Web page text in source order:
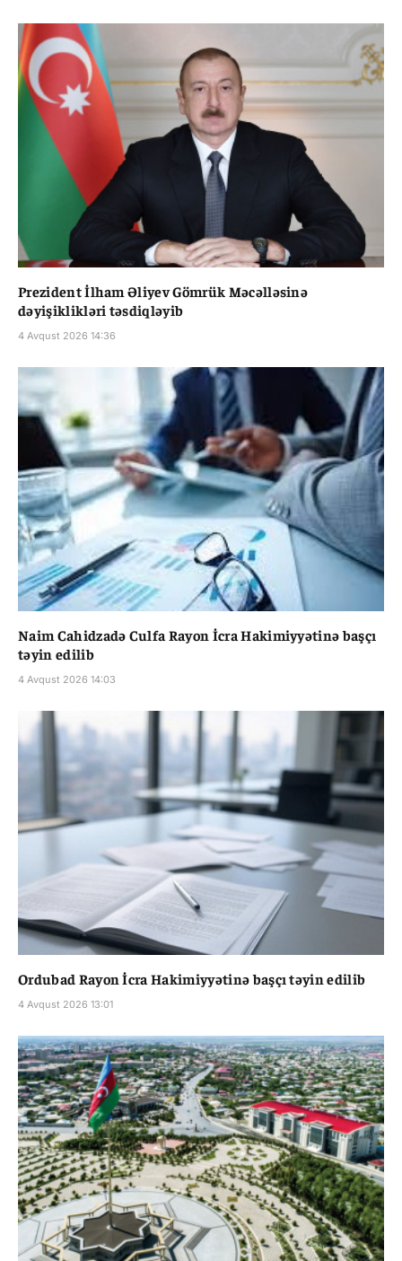
Prezident İlham Əliyev Gömrük Məcəlləsinə
dəyişiklikləri təsdiqləyib
4 Avqust 2026 14:36
Naim Cahidzadə Culfa Rayon İcra Hakimiyyətinə başçı
təyin edilib
4 Avqust 2026 14:03
Ordubad Rayon İcra Hakimiyyətinə başçı təyin edilib
4 Avqust 2026 13:01